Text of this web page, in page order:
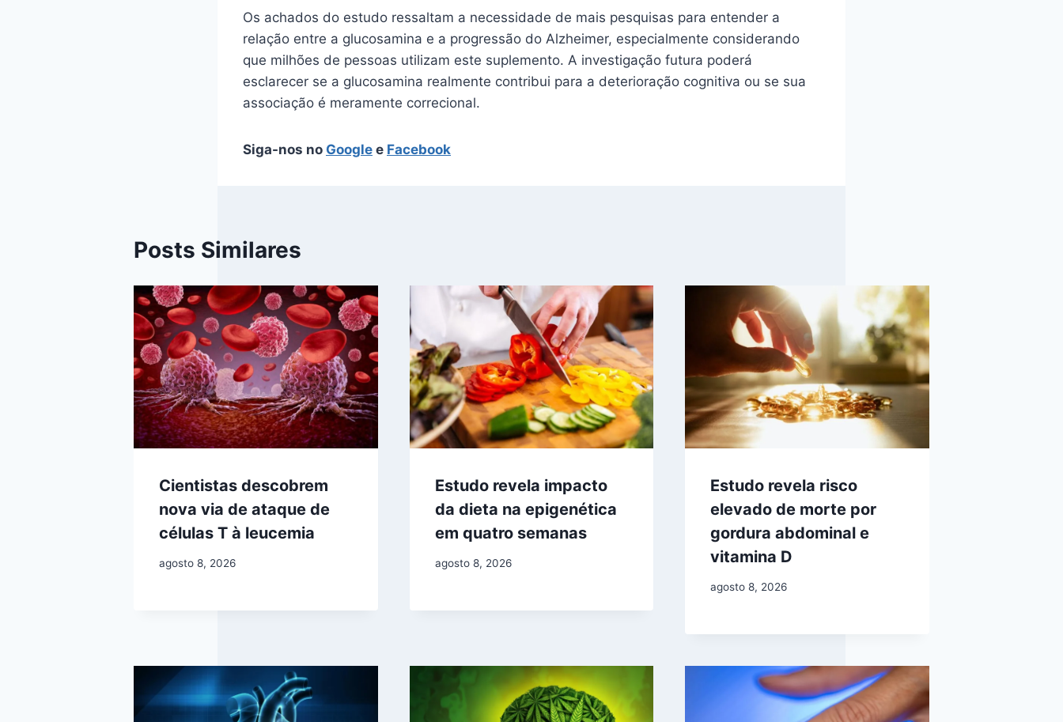
Os achados do estudo ressaltam a necessidade de mais pesquisas para entender a
relação entre a glucosamina e a progressão do Alzheimer, especialmente considerando
que milhões de pessoas utilizam este suplemento. A investigação futura poderá
esclarecer se a glucosamina realmente contribui para a deterioração cognitiva ou se sua
associação é meramente correcional.
Siga-nos no Google e Facebook
Posts Similares
Cientistas descobrem
nova via de ataque de
células T à leucemia
agosto 8, 2026
Estudo revela impacto
da dieta na epigenética
em quatro semanas
agosto 8, 2026
Estudo revela risco
elevado de morte por
gordura abdominal e
vitamina D
agosto 8, 2026